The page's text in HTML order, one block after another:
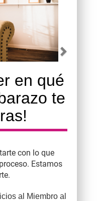
en qué
te
con lo que
Estamos
al Miembro al